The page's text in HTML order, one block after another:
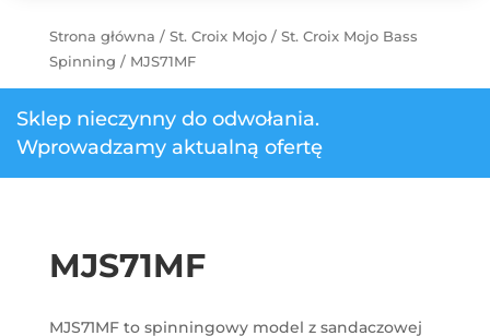
Strona główna / St. Croix Mojo/ St. Croix Mojo Bass
Spinning / MJS71MF
Sklep nieczynny do odwołania.
Wprowadzamy aktualną ofertę
MJS71MF
MJS71MF to spinningowy model z sandaczowej